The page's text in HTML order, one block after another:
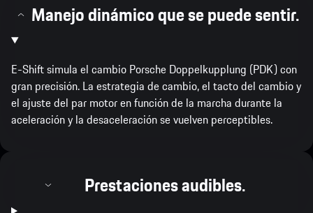
Manejo dinámico que se puede sentir.
E-Shift simula el cambio Porsche Doppelkupplung (PDK) con
gran precisión. La estrategia de cambio, el tacto del cambio y
el ajuste del par motor en función de la marcha durante la
aceleración y la desaceleración se vuelven perceptibles.
Prestaciones audibles.